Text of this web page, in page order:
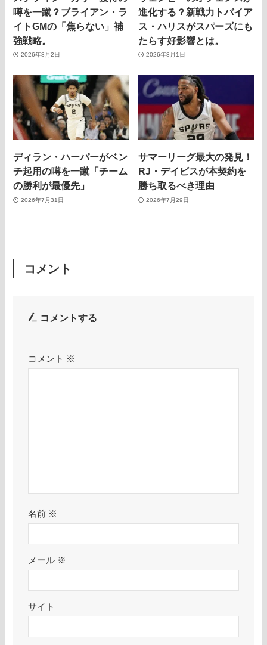
噂を一蹴？ブライアン・ラ
イトGMの「焦らない」補
強戦略。
2026年8月2日
進化する？新戦力トバイア
ス・ハリスがスパーズにも
たらす好影響とは。
2026年8月1日
ディラン・ハーパーがベン
チ起用の噂を一蹴「チーム
の勝利が最優先」
2026年7月31日
サマーリーグ最大の発見！
RJ・デイビスが本契約を
勝ち取るべき理由
2026年7月29日
コメント
コメントする
コメント ※
名前 ※
メール ※
サイト